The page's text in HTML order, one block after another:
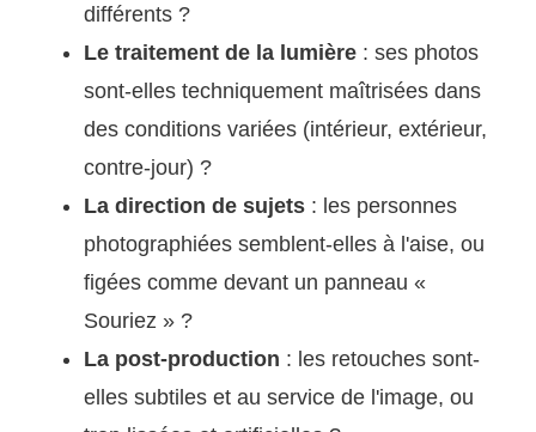
différents ?
Le traitement de la lumière : ses photos
sont-elles techniquement maîtrisées dans
des conditions variées (intérieur, extérieur,
contre-jour) ?
La direction de sujets : les personnes
photographiées semblent-elles à l'aise, ou
figées comme devant un panneau «
Souriez » ?
La post-production : les retouches sont-
elles subtiles et au service de l'image, ou